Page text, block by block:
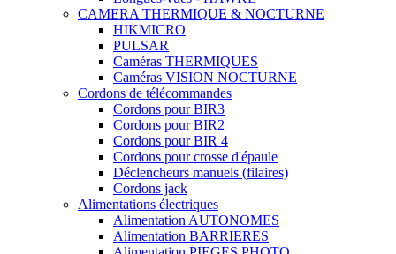
CAMERA THERMIQUE & NOCTURNE
HIKMICRO
PULSAR
Caméras THERMIQUES
Caméras VISION NOCTURNE
Cordons de télécommandes
Cordons pour BIR3
Cordons pour BIR2
Cordons pour BIR 4
Cordons pour crosse d'épaule
Déclencheurs manuels (filaires)
Cordons jack
Alimentations électriques
Alimentation AUTONOMES
Alimentation BARRIERES